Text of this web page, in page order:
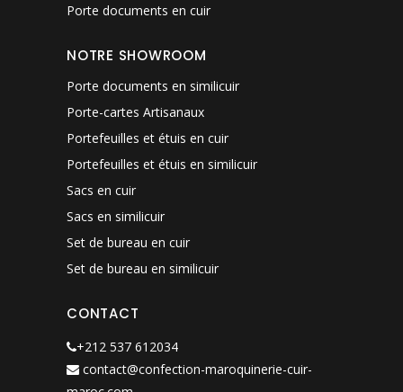
Porte documents en cuir
NOTRE SHOWROOM
Porte documents en similicuir
Porte-cartes Artisanaux
Portefeuilles et étuis en cuir
Portefeuilles et étuis en similicuir
Sacs en cuir
Sacs en similicuir
Set de bureau en cuir
Set de bureau en similicuir
CONTACT
+212 537 612034
contact@confection-maroquinerie-cuir-